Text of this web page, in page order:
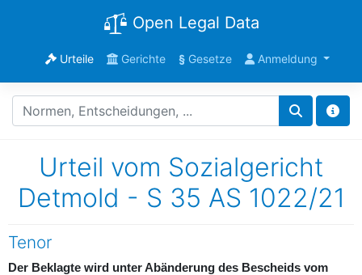
Open Legal Data
Urteile Gerichte §Gesetze Anmeldung
Urteil vom Sozialgericht
Detmold - S 35 AS 1022/21
Tenor
Der Beklagte wird unter Abänderung des Bescheids vom